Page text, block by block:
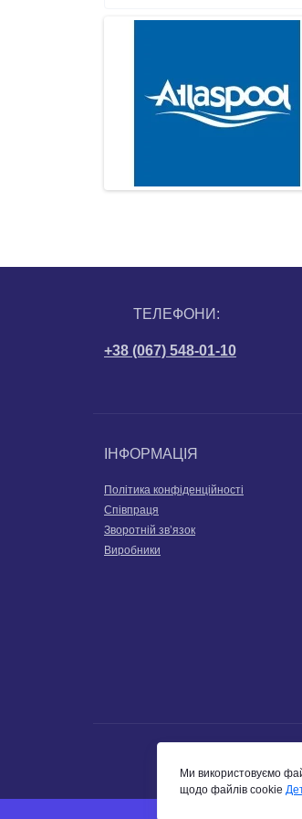
ТЕЛЕФОНИ:
+38 (067) 548-01-10
ІНФОРМАЦІЯ
Політика конфіденційності
Співпраця
Зворотній зв’язок
Виробники
Ми використовуємо
щодо файлів cookie